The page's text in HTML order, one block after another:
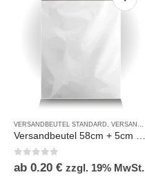
VERSANDBEUTEL STANDARD, VERSANDBEUTEL STANDARD OHNE DRUCK
Versandbeutel 58cm + 5cm x 50cm
out of 5
ab 0.20 € zzgl. 19% MwSt.